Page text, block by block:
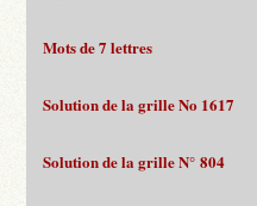
Mots de 7 lettres
Solution de la grille No 1617
Solution de la grille N° 804